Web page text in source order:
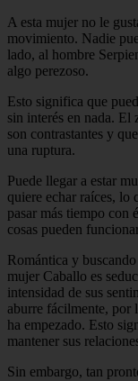
A esta mujer no le
movimiento. Nadie
lado, al hombre
algo perezoso.
Esto significa que
sin interés en nada. El
son contrastantes y
una ruptura.
Puede llegar a estar
quiere echar raíces, lo
pasar más tiempo con
cosas pueden
Romántica y
mujer Caballo es
intensidad de sus
aburre fácilmente, por
ha empezado. Esto
mantener sus
Sin embargo, tan